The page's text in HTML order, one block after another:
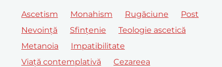
Ascetism Monahism Rugăciune
Post
Nevoință
Sfințenie
Teologie ascetică
Metanoia
Impatibilitate
Viață contemplativă
Cezareea